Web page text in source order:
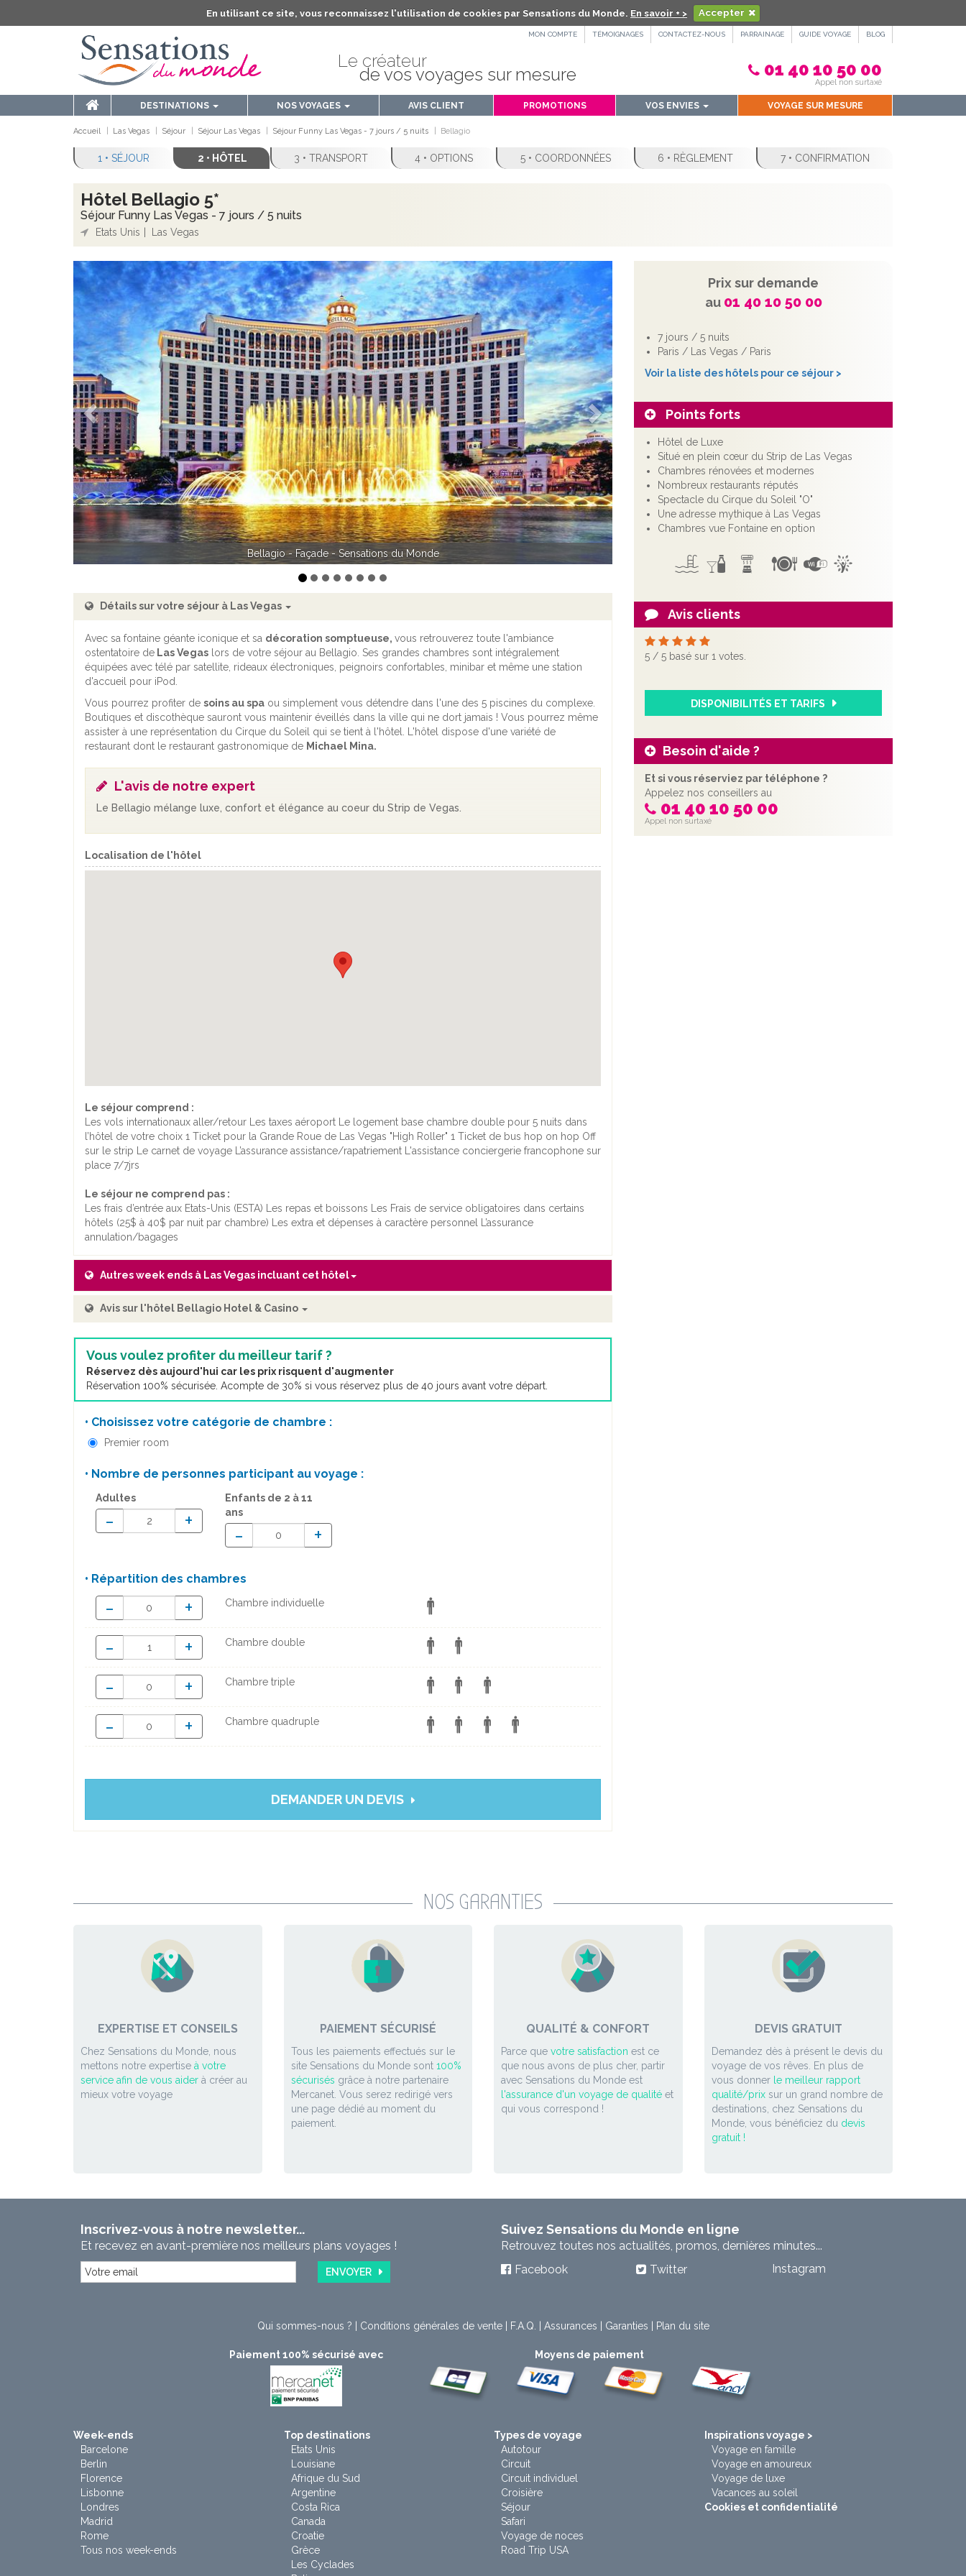
En utilisant ce site, vous reconnaissez l'utilisation de cookies par Sensations du Monde. En savoir + > Accepter
MON COMPTE TÉMOIGNAGES CONTACTEZ-NOUS PARRAINAGE GUIDE VOYAGE BLOG
Le créateur
de vos voyages sur mesure 01 40 10 50 00
Appel non surtaxé
DESTINATIONS NOS VOYAGES AVIS CLIENT PROMOTIONS VOS ENVIES VOYAGE SUR MESURE
Accueil Las Vegas Séjour Séjour Las Vegas Séjour Funny Las Vegas - 7 jours / 5 nuits Bellagio
1 • SÉJOUR 2 • HÔTEL 3 • TRANSPORT 4 • OPTIONS 5 • COORDONNÉES 6 • RÈGLEMENT 7 • CONFIRMATION
Hôtel Bellagio 5*
Séjour Funny Las Vegas - 7 jours / 5 nuits
Etats Unis Las Vegas
Prix sur demande
au 01 40 10 50 00
7 jours / 5 nuits
Paris / Las Vegas / Paris
Voir la liste des hôtels pour ce séjour >
Points forts
Hôtel de Luxe
Situé en plein cœur du Strip de Las Vegas
Chambres rénovées et modernes
Nombreux restaurants réputés
Spectacle du Cirque du Soleil "O"
Une adresse mythique à Las Vegas
Chambres vue Fontaine en option
Avis clients
5 / 5 basé sur 1 votes.
DISPONIBILITÉS ET TARIFS
Besoin d'aide ?
Et si vous réserviez par téléphone ?
Appelez nos conseillers au
01 40 10 50 00
Appel non surtaxé
Bellagio - Façade - Sensations du Monde
Bellagio - Accueil - Sensations du Monde
Précédent Suivant
Détails sur votre séjour à Las Vegas
Avec sa fontaine géante iconique et sa décoration somptueuse, vous retrouverez toute l'ambiance
ostentatoire de Las Vegas lors de votre séjour au Bellagio. Ses grandes chambres sont intégralement
équipées avec télé par satellite, rideaux électroniques, peignoirs confortables, minibar et même une station
d'accueil pour iPod.
Vous pourrez profiter de soins au spa ou simplement vous détendre dans l'une des 5 piscines du complexe.
Boutiques et discothèque sauront vous maintenir éveillés dans la ville qui ne dort jamais ! Vous pourrez même
assister à une représentation du Cirque du Soleil qui se tient à l'hôtel. L'hôtel dispose d'une variété de
restaurant dont le restaurant gastronomique de Michael Mina.
L'avis de notre expert
Le Bellagio mélange luxe, confort et élégance au coeur du Strip de Vegas.
Localisation de l'hôtel
Le séjour comprend :
Les vols internationaux aller/retour Les taxes aéroport Le logement base chambre double pour 5 nuits dans
l’hôtel de votre choix 1 Ticket pour la Grande Roue de Las Vegas "High Roller" 1 Ticket de bus hop on hop Off
sur le strip Le carnet de voyage L’assurance assistance/rapatriement L'assistance conciergerie francophone sur
place 7/7jrs
Le séjour ne comprend pas :
Les frais d’entrée aux Etats-Unis (ESTA) Les repas et boissons Les Frais de service obligatoires dans certains
hôtels (25$ à 40$ par nuit par chambre) Les extra et dépenses à caractère personnel L’assurance
annulation/bagages
Autres week ends à Las Vegas incluant cet hôtel
Avis sur l'hôtel Bellagio Hotel & Casino
Vous voulez profiter du meilleur tarif ?
Réservez dès aujourd'hui car les prix risquent d'augmenter
Réservation 100% sécurisée. Acompte de 30% si vous réservez plus de 40 jours avant votre départ.
• Choisissez votre catégorie de chambre :
Premier room
• Nombre de personnes participant au voyage :
Adultes
- +
Enfants de 2 à 11
ans
- +
• Répartition des chambres
- + Chambre individuelle
- + Chambre double
- + Chambre triple
- + Chambre quadruple
DEMANDER UN DEVIS
NOS GARANTIES
EXPERTISE ET CONSEILS
Chez Sensations du Monde, nous
mettons notre expertise à votre
service afin de vous aider à créer au
mieux votre voyage
PAIEMENT SÉCURISÉ
Tous les paiements effectués sur le
site Sensations du Monde sont 100%
sécurisés grâce à notre partenaire
Mercanet. Vous serez redirigé vers
une page dédié au moment du
paiement.
QUALITÉ & CONFORT
Parce que votre satisfaction est ce
que nous avons de plus cher, partir
avec Sensations du Monde est
l'assurance d'un voyage de qualité et
qui vous correspond !
DEVIS GRATUIT
Demandez dès à présent le devis du
voyage de vos rêves. En plus de
vous donner le meilleur rapport
qualité/prixsur un grand nombre de
destinations, chez Sensations du
Monde, vous bénéficiez du devis
gratuit !
Inscrivez-vous à notre newsletter...
Et recevez en avant-première nos meilleurs plans voyages !
ENVOYER
Suivez Sensations du Monde en ligne
Retrouvez toutes nos actualités, promos, dernières minutes...
Facebook
Twitter Instagram
Qui sommes-nous ? Conditions générales de vente| F.A.Q. Assurances Garanties Plan du site
Paiement 100% sécurisé avec Moyens de paiement
Week-ends
Barcelone
Berlin
Florence
Lisbonne
Londres
Madrid
Rome
Tous nos week-ends
Top destinations
Etats Unis
Louisiane
Afrique du Sud
Argentine
Costa Rica
Canada
Croatie
Grèce
Les Cyclades
Types de voyage
Autotour
Circuit
Circuit individuel
Croisière
Séjour
Safari
Voyage de noces
Road Trip USA
Inspirations voyage >
Voyage en famille
Voyage en amoureux
Voyage de luxe
Vacances au soleil
Cookies et confidentialité